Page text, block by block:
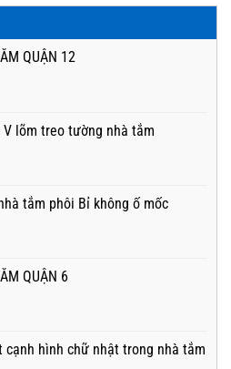
QUẬN 12
V lõm treo tường nhà tắm
tắm phôi Bỉ không ố mốc
QUẬN 6
cạnh hình chữ nhật trong nhà tắm